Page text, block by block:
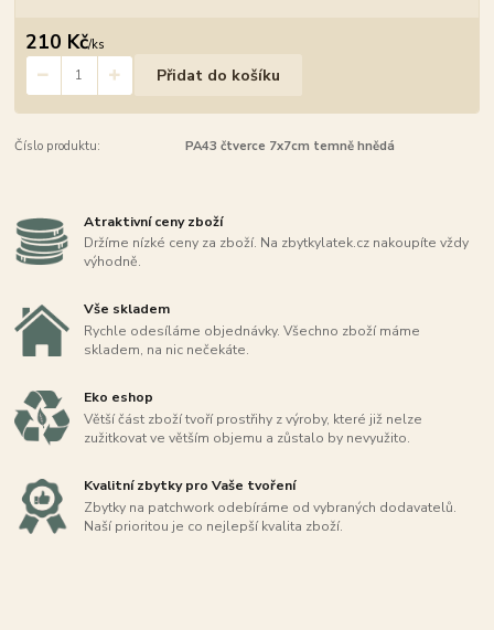
210 Kč/ks
Přidat do košíku
Číslo produktu: PA43 čtverce 7x7cm temně hnědá
Atraktivní ceny zboží
Držíme nízké ceny za zboží. Na zbytkylatek.cz nakoupíte vždy
výhodně.
Vše skladem
Rychle odesíláme objednávky. Všechno zboží máme
skladem, na nic nečekáte.
Eko eshop
Větší část zboží tvoří prostřihy z výroby, které již nelze
zužitkovat ve větším objemu a zůstalo by nevyužito.
Kvalitní zbytky pro Vaše tvoření
Zbytky na patchwork odebíráme od vybraných dodavatelů.
Naší prioritou je co nejlepší kvalita zboží.